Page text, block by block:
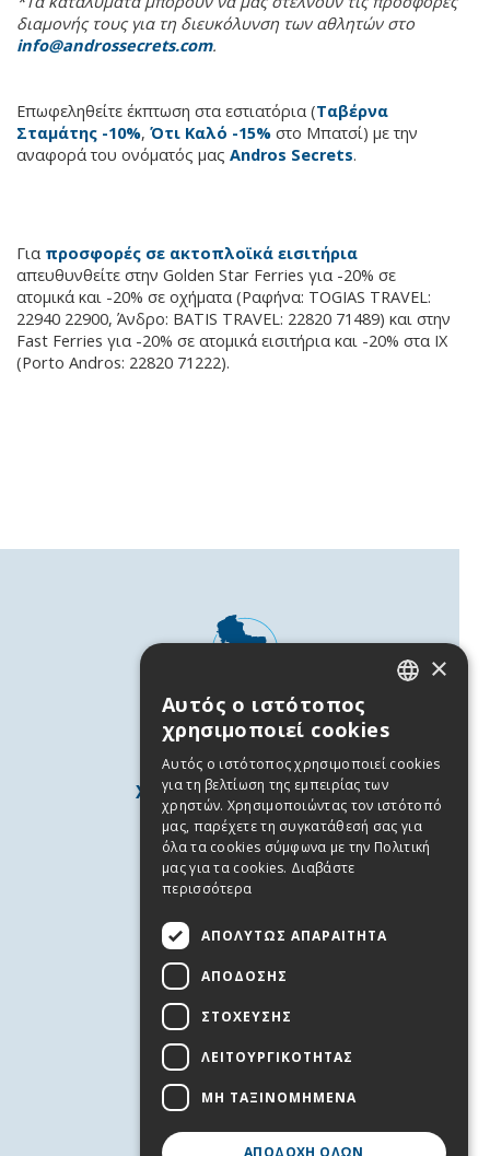
διαμονής τους για τη διευκόλυνση των αθλητών στο
info@androssecrets.com.
Επωφεληθείτε έκπτωση στα εστιατόρια (Ταβέρνα
Σταμάτης -10%, Ότι Καλό -15% στο Μπατσί) με την
αναφορά του ονόματός μας Andros Secrets.
Για προσφορές σε ακτοπλοϊκά εισιτήρια
απευθυνθείτε στην Golden Star Ferries για -20% σε
ατομικά και -20% σε οχήματα (Ραφήνα: TOGIAS TRAVEL:
22940 22900, Άνδρο: BATIS TRAVEL: 22820 71489) και στην
Fast Ferries για -20% σε ατομικά εισιτήρια και -20% στα ΙΧ
(Porto Andros: 22820 71222).
ΧΡΗΣΙΜΕΣ ΠΛΗΡΟΦΟΡΙΕΣ
Άνδρος
Χρήσιμα Τηλέφωνα
Όροι χρήσης
Πολιτική Απορρήτου
Cookies
Επικοινωνία
Προσφορές Εργασίας
Εκδηλώσεις
FOLLOW US
×
Αυτός ο ιστότοπος
χρησιμοποιεί cookies
Αυτός ο ιστότοπος χρησιμοποιεί cookies
για τη βελτίωση της εμπειρίας των
χρηστών. Χρησιμοποιώντας τον ιστότοπό
μας, παρέχετε τη συγκατάθεσή σας για
όλα τα cookies σύμφωνα με την Πολιτική
μας για τα cookies. Διαβάστε
περισσότερα
ΑΠΟΛΎΤΩΣ ΑΠΑΡΑΊΤΗΤΑ
ΑΠΌΔΟΣΗΣ
ΣΤΌΧΕΥΣΗΣ
ΛΕΙΤΟΥΡΓΙΚΌΤΗΤΑΣ
ΜΗ ΤΑΞΙΝΟΜΗΜΈΝΑ
ΑΠΟΔΟΧΉ ΌΛΩΝ